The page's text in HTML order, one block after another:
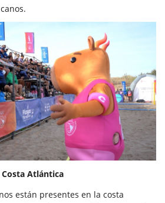
Atlántica
están presentes en la costa